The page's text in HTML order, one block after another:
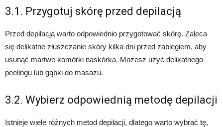
3.1. Przygotuj skórę przed depilacją
Przed depilacją warto odpowiednio przygotować skórę. Zaleca
się delikatne złuszczanie skóry kilka dni przed zabiegiem, aby
usunąć martwe komórki naskórka. Możesz użyć delikatnego
peelingu lub gąbki do masażu.
3.2. Wybierz odpowiednią metodę depilacji
Istnieje wiele różnych metod depilacji, dlatego warto wybrać tę,